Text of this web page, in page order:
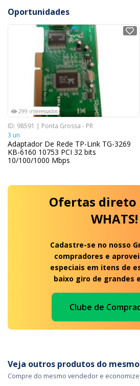
Oportunidades
299 interessados
ID: 98591 | Ponta Grossa - PR
3 un
Adaptador De Rede TP-Link TG-3269
KB-6160 10753 PCI 32 bits
10/100/1000 Mbps
Ofertas direto
WHATS!
Cadastre-se no nosso
compradores e
especiais em itens de
baixo giro de grandes
Clube de
Veja outros produtos do
Compre do mesmo vendedor e